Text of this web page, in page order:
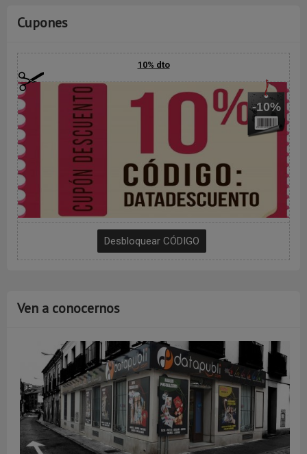
Cupones
10% dto
-10%
Ven a conocernos